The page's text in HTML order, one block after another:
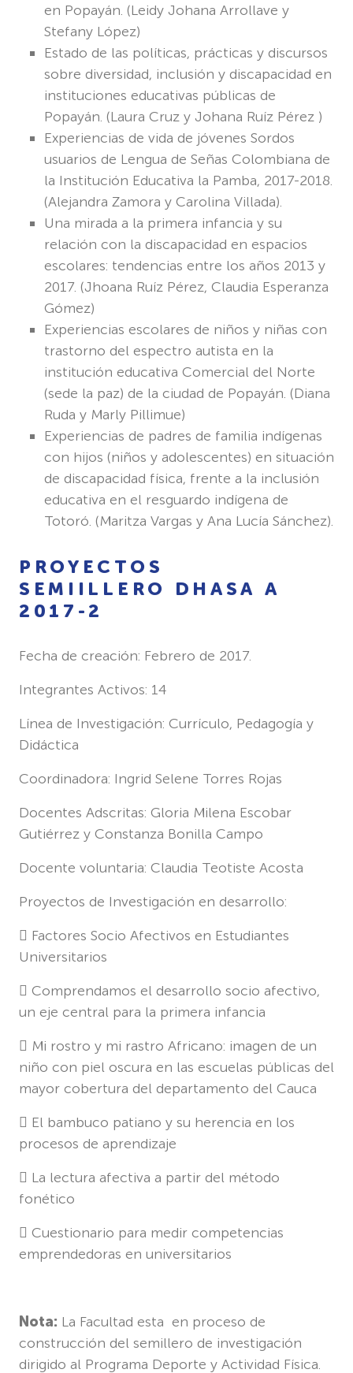
en Popayán. (Leidy Johana Arrollave y
Stefany López)
Estado de las políticas, prácticas y discursos
sobre diversidad, inclusión y discapacidad en
instituciones educativas públicas de
Popayán. (Laura Cruz y Johana Ruíz Pérez )
Experiencias de vida de jóvenes Sordos
usuarios de Lengua de Señas Colombiana de
la Institución Educativa la Pamba, 2017-2018.
(Alejandra Zamora y Carolina Villada).
Una mirada a la primera infancia y su
relación con la discapacidad en espacios
escolares: tendencias entre los años 2013 y
2017. (Jhoana Ruíz Pérez, Claudia Esperanza
Gómez)
Experiencias escolares de niños y niñas con
trastorno del espectro autista en la
institución educativa Comercial del Norte
(sede la paz) de la ciudad de Popayán. (Diana
Ruda y Marly Pillimue)
Experiencias de padres de familia indígenas
con hijos (niños y adolescentes) en situación
de discapacidad física, frente a la inclusión
educativa en el resguardo indígena de
Totoró. (Maritza Vargas y Ana Lucía Sánchez).
PROYECTOS
SEMIILLERO DHASA A
2017-2
Fecha de creación: Febrero de 2017.
Integrantes Activos: 14
Línea de Investigación: Currículo, Pedagogía y
Didáctica
Coordinadora: Ingrid Selene Torres Rojas
Docentes Adscritas: Gloria Milena Escobar
Gutiérrez y Constanza Bonilla Campo
Docente voluntaria: Claudia Teotiste Acosta
Proyectos de Investigación en desarrollo:
 Factores Socio Afectivos en Estudiantes
Universitarios
 Comprendamos el desarrollo socio afectivo,
un eje central para la primera infancia
 Mi rostro y mi rastro Africano: imagen de un
niño con piel oscura en las escuelas públicas del
mayor cobertura del departamento del Cauca
 El bambuco patiano y su herencia en los
procesos de aprendizaje
 La lectura afectiva a partir del método
fonético
 Cuestionario para medir competencias
emprendedoras en universitarios
Nota: La Facultad esta en proceso de
construcción del semillero de investigación
dirigido al Programa Deporte y Actividad Física.